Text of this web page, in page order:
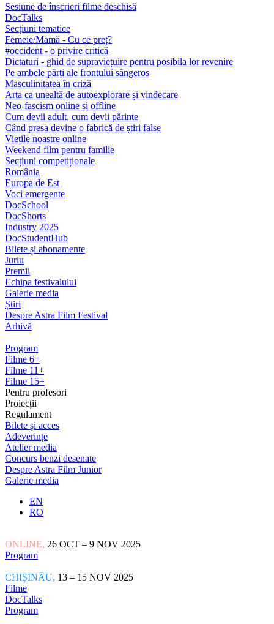
Sesiune de înscrieri filme deschisă
DocTalks
Secțiuni tematice
Femeie/Mamă - Cu ce preț?
#occident - o privire critică
Dictaturi - ghid de supraviețuire pentru posibila lor revenire
Pe ambele părți ale frontului sângeros
Masculinitatea în criză
Arta ca unealtă de autoexplorare și vindecare
Neo-fascism online și offline
Cum devii adult, cum devii părinte
Când presa devine o fabrică de știri false
Viețile noastre online
Weekend film pentru familie
Secțiuni competiționale
România
Europa de Est
Voci emergente
DocSchool
DocShorts
Industry 2025
DocStudentHub
Bilete și abonamente
Juriu
Premii
Echipa festivalului
Galerie media
Știri
Despre Astra Film Festival
Arhivă
Program
Filme 6+
Filme 11+
Filme 15+
Pentru profesori
Proiecții
Regulament
Bilete și acces
Adeverințe
Atelier media
Concurs benzi desenate
Despre Astra Film Junior
Galerie media
EN
RO
ONLINE, 26 OCT – 9 NOV 2025
Program
CHIȘINĂU, 13 – 15 NOV 2025
Filme
DocTalks
Program